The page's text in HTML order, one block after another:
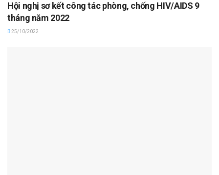
Hội nghị sơ kết công tác phòng, chống HIV/AIDS 9
tháng năm 2022
25/10/2022